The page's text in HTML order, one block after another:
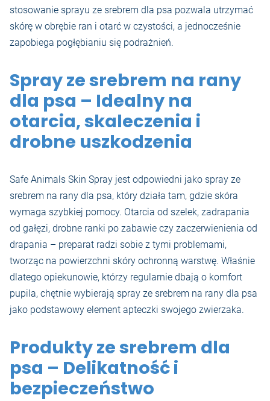
stosowanie sprayu ze srebrem dla psa pozwala utrzymać
skórę w obrębie ran i otarć w czystości, a jednocześnie
zapobiega pogłębianiu się podrażnień.
Spray ze srebrem na rany
dla psa – Idealny na
otarcia, skaleczenia i
drobne uszkodzenia
Safe Animals Skin Spray jest odpowiedni jako spray ze
srebrem na rany dla psa, który działa tam, gdzie skóra
wymaga szybkiej pomocy. Otarcia od szelek, zadrapania
od gałęzi, drobne ranki po zabawie czy zaczerwienienia od
drapania – preparat radzi sobie z tymi problemami,
tworząc na powierzchni skóry ochronną warstwę. Właśnie
dlatego opiekunowie, którzy regularnie dbają o komfort
pupila, chętnie wybierają spray ze srebrem na rany dla psa
jako podstawowy element apteczki swojego zwierzaka.
Produkty ze srebrem dla
psa – Delikatność i
bezpieczeństwo